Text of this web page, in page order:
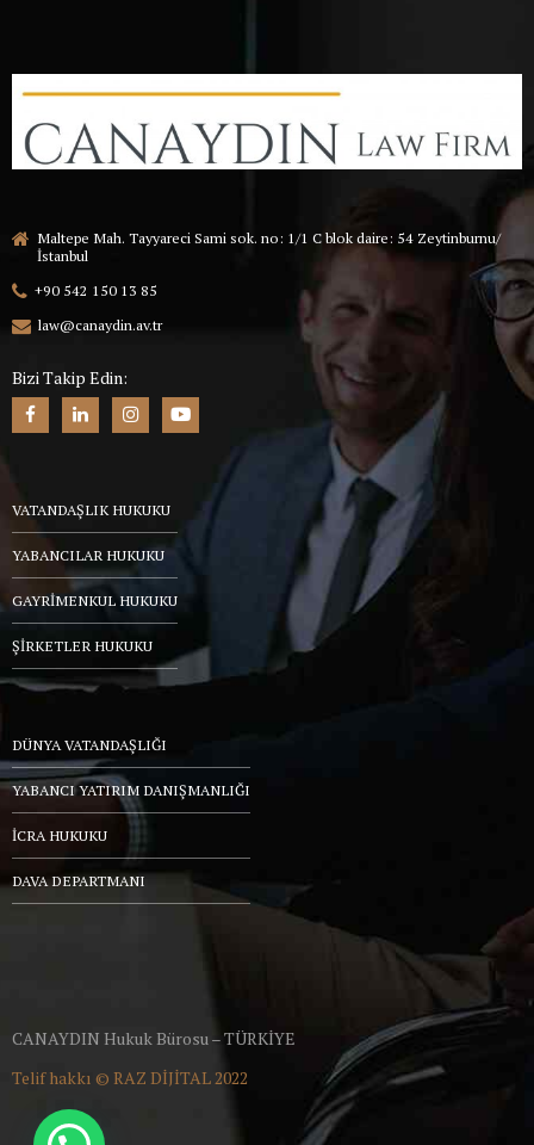
Maltepe Mah. Tayyareci Sami sok. no: 1/1 C blok daire: 54 Zeytinburnu/
İstanbul
+90 542 150 13 85
law@canaydin.av.tr
Bizi Takip Edin:
VATANDAŞLIK HUKUKU
YABANCILAR HUKUKU
GAYRİMENKUL HUKUKU
ŞİRKETLER HUKUKU
DÜNYA VATANDAŞLIĞI
YABANCI YATIRIM DANIŞMANLIĞI
İCRA HUKUKU
DAVA DEPARTMANI
CANAYDIN Hukuk Bürosu – TÜRKİYE
Telif hakkı © RAZ DİJİTAL2022